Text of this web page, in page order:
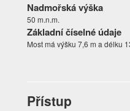
Nadmořská výška
50 m.n.m.
Základní číselné údaje
Most má výšku 7,6 m a délku
Přístup